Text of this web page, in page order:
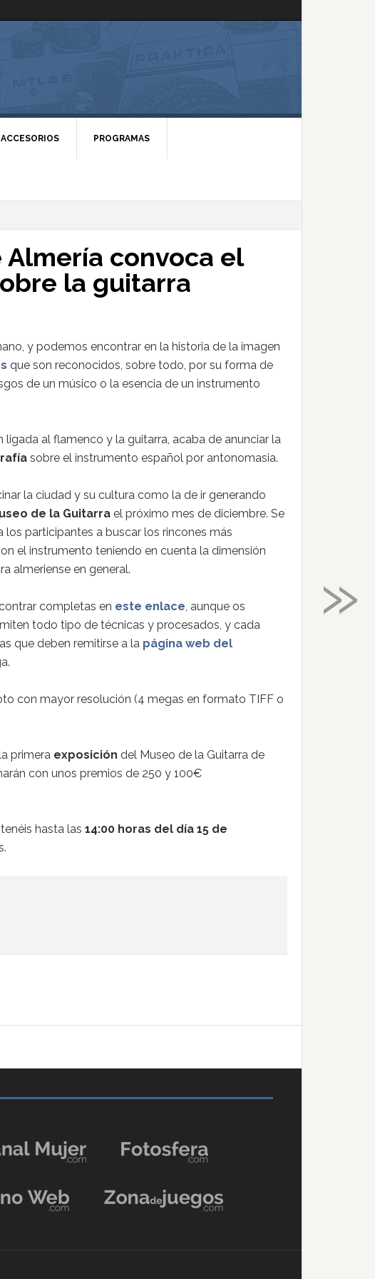
ACCESORIOS PROGRAMAS
convoca el
la guitarra
y podemos encontrar en la historia de la imagen
que son reconocidos, sobre todo, por su forma de
de un músico o la esencia de un instrumento
ligada al flamenco y la guitarra, acaba de anunciar la
sobre el instrumento español por antonomasia.
la ciudad y su cultura como la de ir generando
de la Guitarra el próximo mes de diciembre. Se
participantes a buscar los rincones más
el instrumento teniendo en cuenta la dimensión
almeriense en general.
completas en este enlace, aunque os
todo tipo de técnicas y procesados, y cada
que deben remitirse a la página web del
con mayor resolución (4 megas en formato TIFF o
primera exposición del Museo de la Guitarra de
con unos premios de 250 y 100€
hasta las 14:00 horas del día 15 de
»